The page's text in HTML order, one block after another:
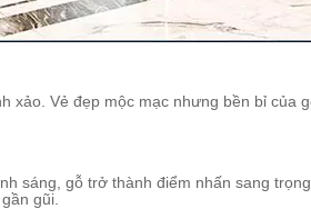
Vẻ đẹp mộc mạc nhưng bền bỉ của
sáng, gỗ trở thành điểm nhấn sang
gũi.